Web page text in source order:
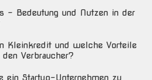
– Bedeutung und Nutzen in der
Kleinkredit und welche Vorteile
Verbraucher?
ein Startup-Unternehmen zu